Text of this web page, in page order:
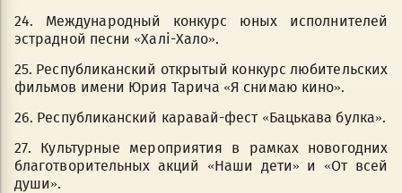
24. Международный конкурс юных исполнителей
эстрадной песни «Халi-Хало».
25. Республиканский открытый конкурс любительских
фильмов имени Юрия Тарича «Я снимаю кино».
26. Республиканский каравай-фест «Бацькава булка».
27. Культурные мероприятия в рамках новогодних
благотворительных акций «Наши дети» и «От всей
души».